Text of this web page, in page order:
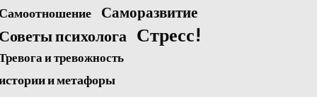
Саморазвитие
психолога
Стресс!
и тревожность
и метафоры